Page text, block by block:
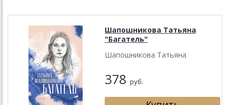
Шапошникова Татьяна
"Багатель"
Шапошникова Татьяна
378 руб.